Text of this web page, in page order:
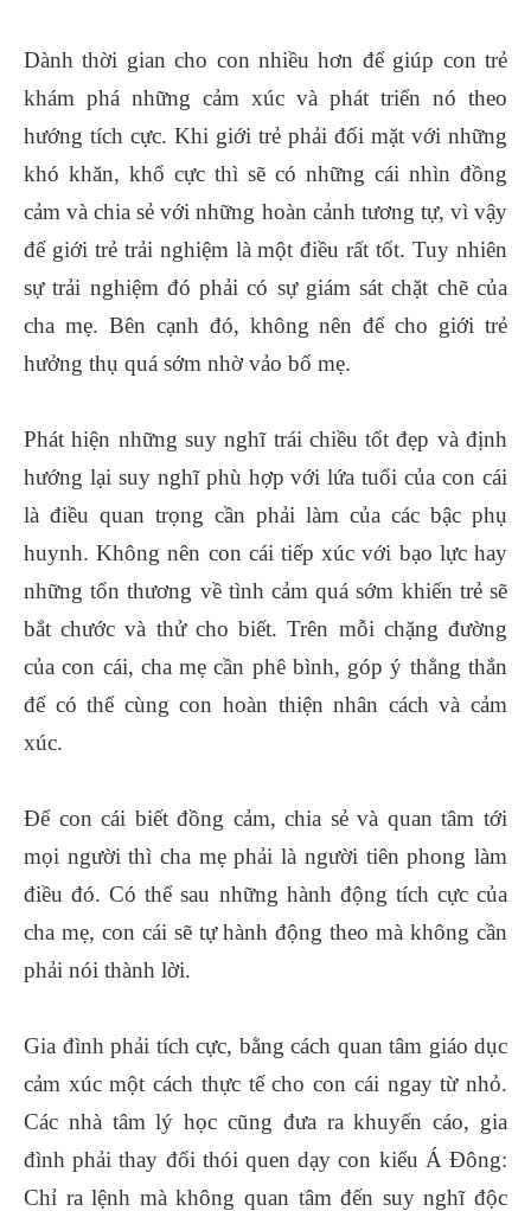
Dành thời gian cho con nhiều hơn để giúp con trẻ
khám phá những cảm xúc và phát triển nó theo
hướng tích cực. Khi giới trẻ phải đối mặt với những
khó khăn, khổ cực thì sẽ có những cái nhìn đồng
cảm và chia sẻ với những hoàn cảnh tương tự, vì vậy
để giới trẻ trải nghiệm là một điều rất tốt. Tuy nhiên
sự trải nghiệm đó phải có sự giám sát chặt chẽ của
cha mẹ. Bên cạnh đó, không nên để cho giới trẻ
hưởng thụ quá sớm nhờ vảo bố mẹ.
Phát hiện những suy nghĩ trái chiều tốt đẹp và định
hướng lại suy nghĩ phù hợp với lứa tuổi của con cái
là điều quan trọng cần phải làm của các bậc phụ
huynh. Không nên con cái tiếp xúc với bạo lực hay
những tổn thương về tình cảm quá sớm khiến trẻ sẽ
bắt chước và thử cho biết. Trên mỗi chặng đường
của con cái, cha mẹ cần phê bình, góp ý thẳng thắn
để có thể cùng con hoàn thiện nhân cách và cảm
xúc.
Để con cái biết đồng cảm, chia sẻ và quan tâm tới
mọi người thì cha mẹ phải là người tiên phong làm
điều đó. Có thể sau những hành động tích cực của
cha mẹ, con cái sẽ tự hành động theo mà không cần
phải nói thành lời.
Gia đình phải tích cực, bằng cách quan tâm giáo dục
cảm xúc một cách thực tế cho con cái ngay từ nhỏ.
Các nhà tâm lý học cũng đưa ra khuyến cáo, gia
đình phải thay đổi thói quen dạy con kiểu Á Đông:
Chỉ ra lệnh mà không quan tâm đến suy nghĩ độc